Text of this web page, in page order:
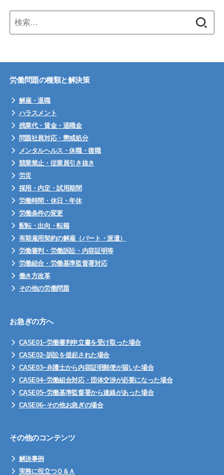
労働問題の種類と解決策
解雇・退職
ハラスメント
残業代・賃金・退職金
問題社員対応・懲戒処分
メンタルヘルス・休職・復職
競業禁止・従業員引き抜き
労災
採用・内定・試用期間
労働時間・休日・年休
労働条件の変更
配転・出向・転籍
有期雇用契約の解雇（パート・派遣）
労働審判・労働訴訟・内容証明等
労働組合・労働基準監督署対応
働き方改革
その他の労働問題
お急ぎの方へ
CASE01−労働審判申立書を受け取った場合
CASE02−訴訟を提起された場合
CASE03−弁護士から内容証明郵便が届いた場合
CASE04−労働組合対応・団体交渉が必要になった場合
CASE05−労働基準監督署から連絡があった場合
CASE06−その他お急ぎの場合
その他のコンテンツ
解決事例
実務に役立つＱ＆Ａ